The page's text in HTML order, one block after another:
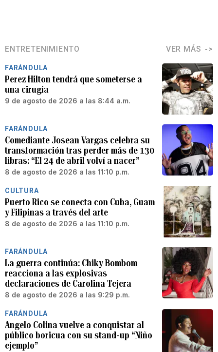
ENTRETENIMIENTO VER MÁS
FARÁNDULA
Perez Hilton tendrá que someterse a
una cirugía
9 de agosto de 2026 a las 8:44 a.m.
FARÁNDULA
Comediante Josean Vargas celebra su
transformación tras perder más de 130
libras: “El 24 de abril volví a nacer”
8 de agosto de 2026 a las 11:10 p.m.
CULTURA
Puerto Rico se conecta con Cuba, Guam
y Filipinas a través del arte
8 de agosto de 2026 a las 11:10 p.m.
FARÁNDULA
La guerra continúa: Chiky Bombom
reacciona a las explosivas
declaraciones de Carolina Tejera
8 de agosto de 2026 a las 9:29 p.m.
FARÁNDULA
Angelo Colina vuelve a conquistar al
público boricua con su stand-up “Niño
ejemplo”